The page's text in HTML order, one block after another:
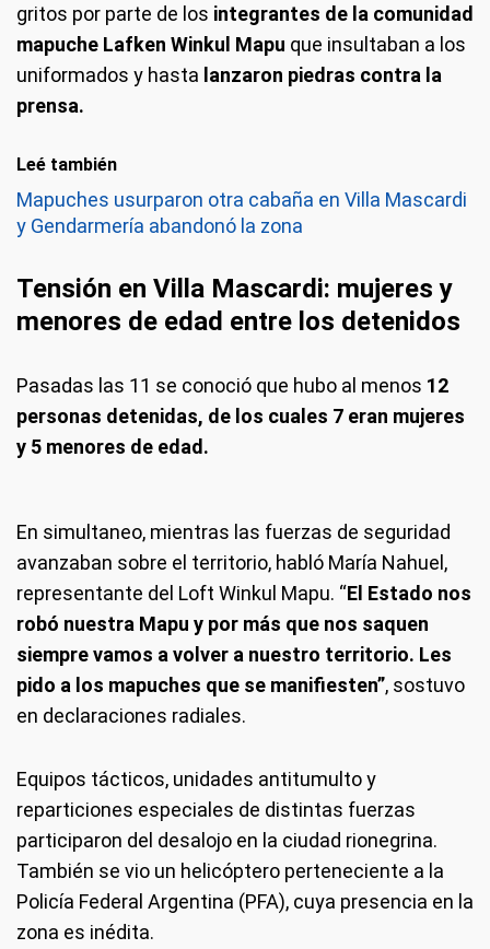
gritos por parte de los integrantes de la comunidad
mapuche Lafken Winkul Mapu que insultaban a los
uniformados y hasta lanzaron piedras contra la
prensa.
Leé también
Mapuches usurparon otra cabaña en Villa Mascardi
y Gendarmería abandonó la zona
Tensión en Villa Mascardi: mujeres y
menores de edad entre los detenidos
Pasadas las 11 se conoció que hubo al menos 12
personas detenidas, de los cuales 7 eran mujeres
y 5 menores de edad.
En simultaneo, mientras las fuerzas de seguridad
avanzaban sobre el territorio, habló María Nahuel,
representante del Loft Winkul Mapu. “El Estado nos
robó nuestra Mapu y por más que nos saquen
siempre vamos a volver a nuestro territorio. Les
pido a los mapuches que se manifiesten”, sostuvo
en declaraciones radiales.
Equipos tácticos, unidades antitumulto y
reparticiones especiales de distintas fuerzas
participaron del desalojo en la ciudad rionegrina.
También se vio un helicóptero perteneciente a la
Policía Federal Argentina (PFA), cuya presencia en la
zona es inédita.